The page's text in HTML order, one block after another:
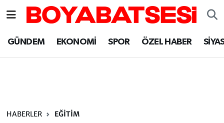
GÜNDEM EKONOMİ SPOR ÖZEL HABER
HABERLER EĞİTİM
Sinop Nöbetçi Eczaneler
Sinop Trafik Yoğunluk Haritası